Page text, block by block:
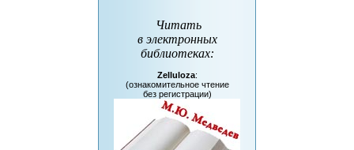
Читать
в электронных
библиотеках:
Zelluloza:
(ознакомительное чтение
без регистрации)